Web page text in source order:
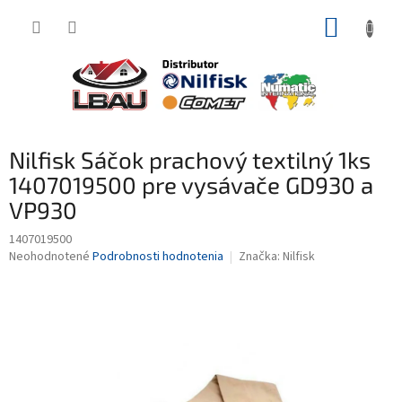
Nilfisk Sáčok prachový textilný 1ks
1407019500 pre vysávače GD930 a
VP930
1407019500
Priemerné
Neohodnotené Podrobnosti hodnotenia Značka: Nilfisk